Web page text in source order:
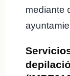
mediante